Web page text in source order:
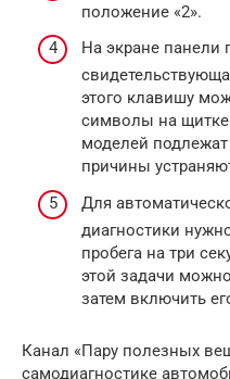
положение «2».
На экране панели
этого клавишу
символы на щитке
моделей
причины
Для
диагностики
пробега на три
этой задачи
затем включить
Канал «Пару полезных
самодиагностике